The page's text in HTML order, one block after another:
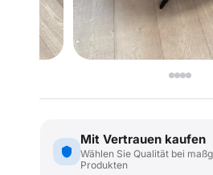
Mit Vertrauen kaufen
Wählen Sie Qualität bei
Produkten